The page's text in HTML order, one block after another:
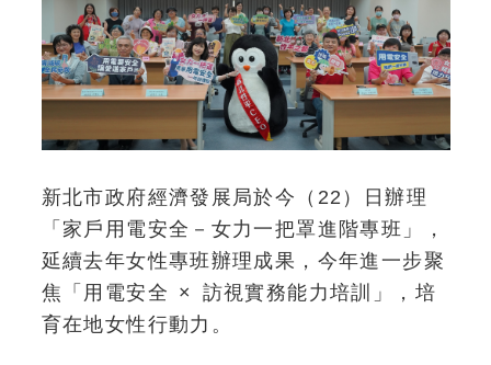
新北市政府經濟發展局於今（22）日辦理
「家戶用電安全－女力一把罩進階專班」，
延續去年女性專班辦理成果，今年進一步聚
焦「用電安全 × 訪視實務能力培訓」，培
育在地女性行動力。